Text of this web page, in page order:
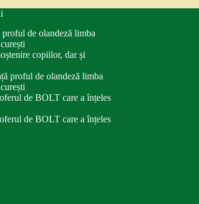
de olandeză limba
copiilor, dar și
proful de olandeză limba
de BOLT care a înțeles
de BOLT care a înțeles